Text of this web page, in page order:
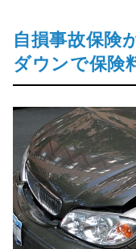
自損事故保険
ダウンで保険